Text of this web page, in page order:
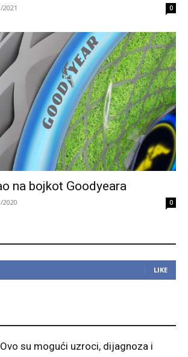
2021 0
na bojkot Goodyeara
2020 0
LIKE
su mogući uzroci, dijagnoza i